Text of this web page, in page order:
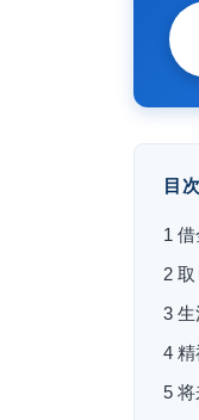
目次
1
2 取
3 生
4 精
5 将